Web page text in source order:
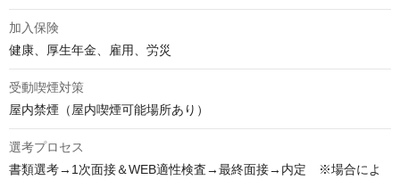
加入保険
健康、厚生年金、雇用、労災
受動喫煙対策
屋内禁煙（屋内喫煙可能場所あり）
選考プロセス
書類選考→1次面接＆WEB適性検査→最終面接→内定　※場合によ